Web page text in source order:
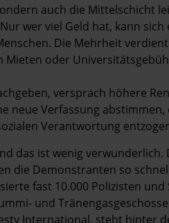
auch die Mittelschicht
wer viel Geld hat, kann
Die Mehrheit
oder
versprach höhere
neue Verfassung
Verantwortung
das ist wenig
die Demonstranten so
fast 10.000 Polizisten
und
International, steht hinter